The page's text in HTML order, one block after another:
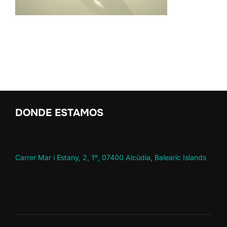
DONDE ESTAMOS
Carrer Mar i Estany, 2, 1º, 07400 Alcúdia, Balearic Islands